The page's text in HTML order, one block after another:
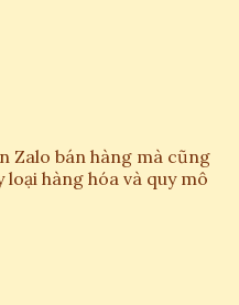
Zalo bán hàng mà cũng
hàng hóa và quy mô